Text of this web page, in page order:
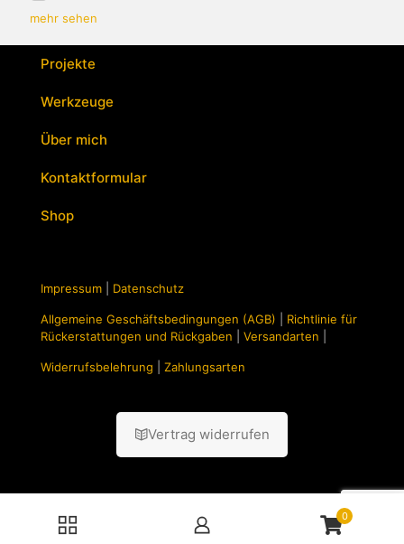
mehr sehen
Projekte
Werkzeuge
Über mich
Kontaktformular
Shop
Impressum Datenschutz
Allgemeine Geschäftsbedingungen (AGB)
Richtlinie für
Rückerstattungen und Rückgaben
Versandarten
Widerrufsbelehrung Zahlungsarten
Vertrag widerrufen
0